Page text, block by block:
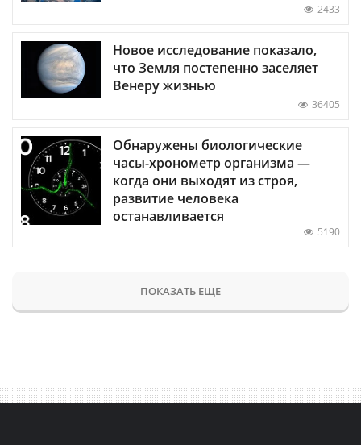
2433
Новое исследование показало,
что Земля постепенно заселяет
Венеру жизнью
36405
Обнаружены биологические
часы-хронометр организма —
когда они выходят из строя,
развитие человека
останавливается
5190
ПОКАЗАТЬ ЕЩЕ